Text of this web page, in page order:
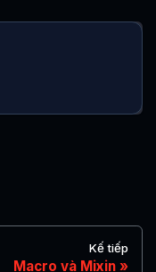
Kế tiếp
Macro và Mixin